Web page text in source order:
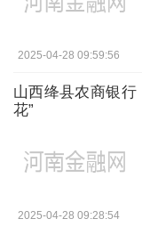
2025-04-28 09:59:56
山西绛县农商银行
花”
2025-04-28 09:28:54